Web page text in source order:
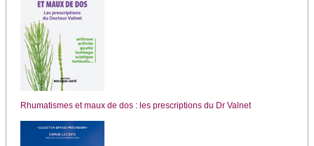
Rhumatismes et maux de dos : les prescriptions du Dr Valnet